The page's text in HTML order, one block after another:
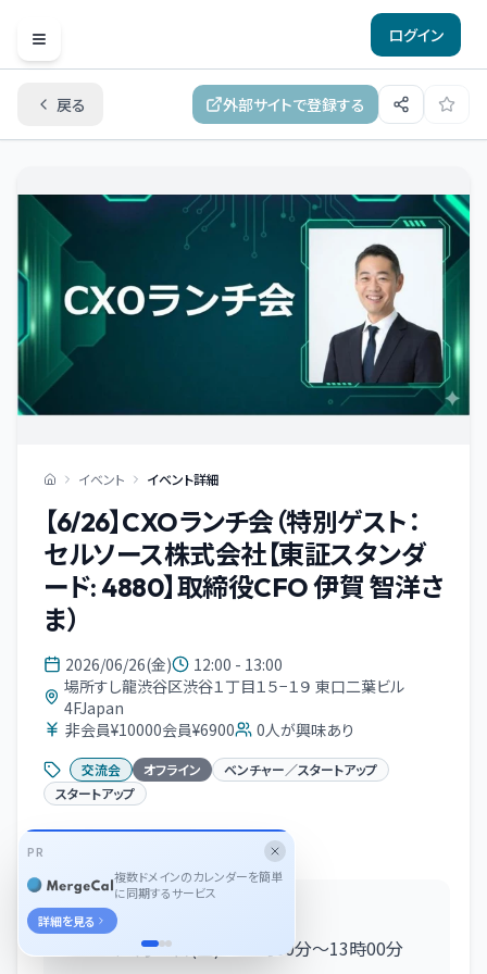
Open menu
ログイン
戻る 外部サイトで登録する
イベント イベント詳細
【6/26】CXOランチ会（特別ゲスト：
セルソース株式会社【東証スタンダ
ード: 4880】取締役CFO 伊賀 智洋さ
ま）
2026/06/26(金)
12:00 - 13:00
場所すし龍渋谷区渋谷１丁目１５−１９ 東口二葉ビル
4FJapan
非会員¥10000会員¥6900
0人が興味あり
交流会 オフライン
ベンチャー／スタートアップ
スタートアップ
■日時
2026年6月26日(金) 12時00分〜13時00分
PR
複数ドメインのカレンダーを簡単
に同期するサービス
詳細を見る